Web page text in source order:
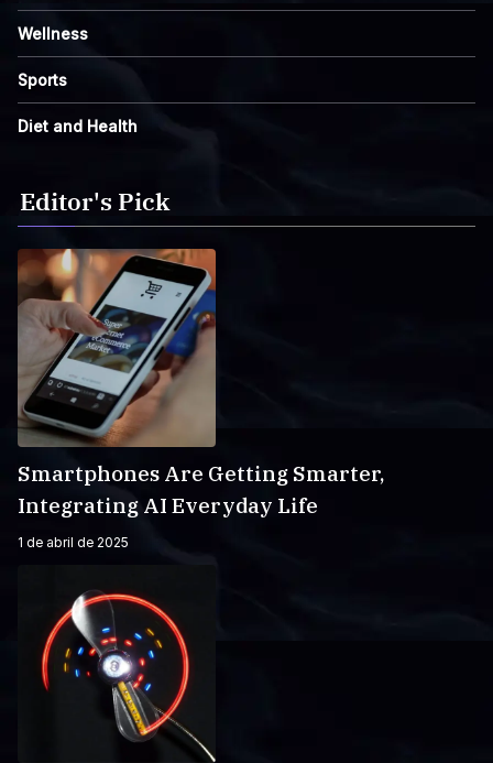
Wellness
Sports
Diet and Health
Editor's Pick
Smartphones Are Getting Smarter,
Integrating AI Everyday Life
1 de abril de 2025